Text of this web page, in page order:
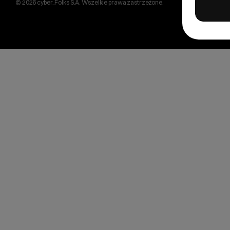
© 2026 cyber_Folks S.A. Wszelkie prawa zastrzeżone.